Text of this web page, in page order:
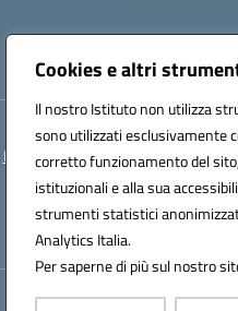
Cookies e altri
Il nostro Istituto non utilizza
sono utilizzati esclusivamente
corretto funzionamento del
istituzionali e alla sua
strumenti statistici
Analytics Italia.
Per saperne di più sul nostro
BARH04000D@pec.istruzione.it